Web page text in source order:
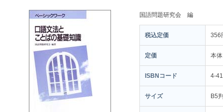
国語問題研究会 編
税込定価 356
定価 本
ISBNコード 4-
サイズ B5